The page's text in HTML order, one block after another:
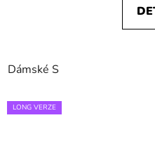
Dámské S
LONG VERZE